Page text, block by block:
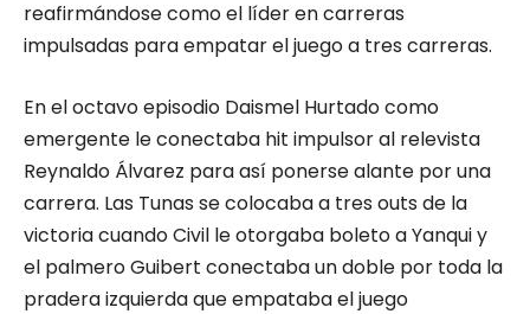
reafirmándose como el líder en carreras
impulsadas para empatar el juego a tres carreras.
En el octavo episodio Daismel Hurtado como
emergente le conectaba hit impulsor al relevista
Reynaldo Álvarez para así ponerse alante por una
carrera. Las Tunas se colocaba a tres outs de la
victoria cuando Civil le otorgaba boleto a Yanqui y
el palmero Guibert conectaba un doble por toda la
pradera izquierda que empataba el juego